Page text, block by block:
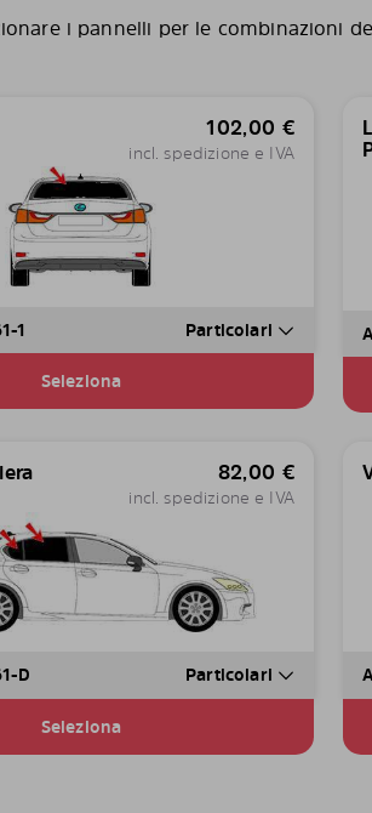
i pannelli per le combinazioni
102,00 €
incl. spedizione e IVA
1 Particolari
Seleziona
82,00 €
incl. spedizione e IVA
D Particolari
Seleziona